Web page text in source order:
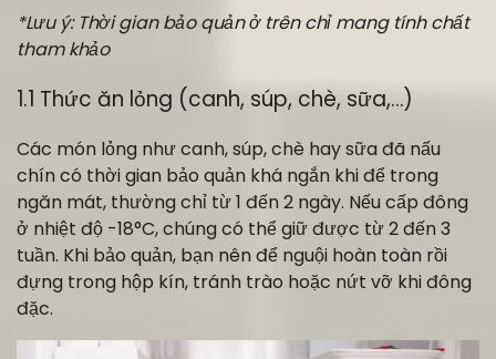
*Lưu ý: Thời gian bảo quản ở trên chỉ mang tính chất
tham khảo
1.1 Thức ăn lỏng (canh, súp, chè, sữa,…)
Các món lỏng như canh, súp, chè hay sữa đã nấu
chín có thời gian bảo quản khá ngắn khi để trong
ngăn mát, thường chỉ từ 1 đến 2 ngày. Nếu cấp đông
ở nhiệt độ -18°C, chúng có thể giữ được từ 2 đến 3
tuần. Khi bảo quản, bạn nên để nguội hoàn toàn rồi
đựng trong hộp kín, tránh trào hoặc nứt vỡ khi đông
đặc.